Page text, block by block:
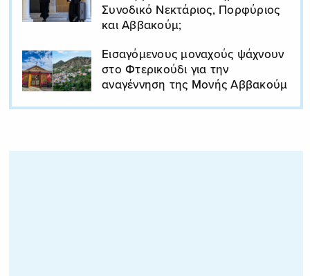
Συνοδικό Νεκτάριος, Πορφύριος
και Αββακούμ;
Εισαγόμενους μοναχούς ψάχνουν
στο Φτερικούδι για την
αναγέννηση της Μονής Αββακούμ